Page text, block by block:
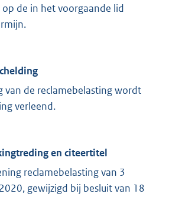
de in het voorgaande lid
van de reclamebelasting wordt
verleend.
en citeertitel
reclamebelasting van 3
gewijzigd bij besluit van 18